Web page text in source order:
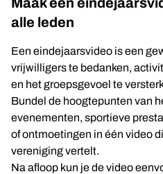
alle leden
Een eindejaarsvideo is een
vrijwilligers te bedanken,
en het groepsgevoel te
Bundel de hoogtepunten van
evenementen, sportieve
of ontmoetingen in één video
vereniging vertelt.
Na afloop kun je de video